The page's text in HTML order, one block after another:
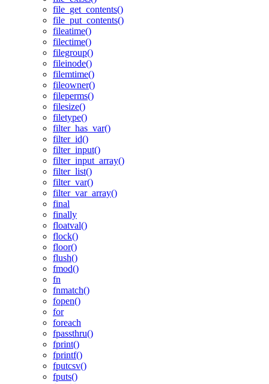
file_get_contents()
file_put_contents()
fileatime()
filectime()
filegroup()
fileinode()
filemtime()
fileowner()
fileperms()
filesize()
filetype()
filter_has_var()
filter_id()
filter_input()
filter_input_array()
filter_list()
filter_var()
filter_var_array()
final
finally
floatval()
flock()
floor()
flush()
fmod()
fn
fnmatch()
fopen()
for
foreach
fpassthru()
fprint()
fprintf()
fputcsv()
fputs()